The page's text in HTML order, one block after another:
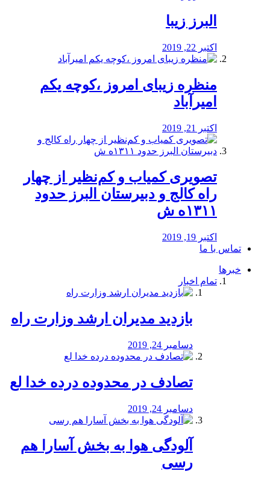
البرز زیبا
اکتبر 22, 2019
منظره‌‌ زیبای امروز ،کوچه یکم
امیرآباد
اکتبر 21, 2019
️تصویری کمیاب و کم‌نظیر از چهار
راه كالج و دبيرستان البرز حدود
۱۳۱۱ه ش
اکتبر 19, 2019
تماس با ما
خبرها
تمام اخبار
بازدید مدیران ارشد وزارت راه
دسامبر 24, 2019
تصادف در محدوده درده خدا لع
دسامبر 24, 2019
آلودگی هوا به بخش آسارا هم
رسی